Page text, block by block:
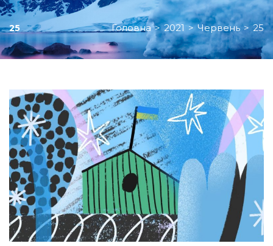
25 Головна > 2021 > Червень > 25
День:
25.06.2021